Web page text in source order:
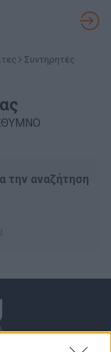
Συντηρητές
την αναζήτηση